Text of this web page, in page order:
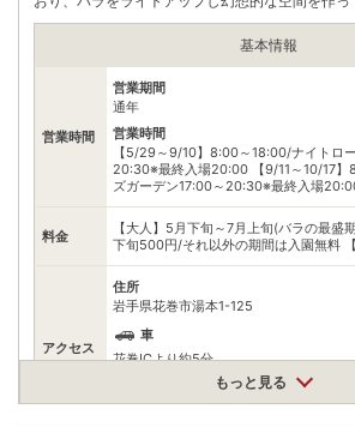
基本情報
営業時間
営業期間
通年
営業時間
【5/29～9/10】8:00～18:00/ナイトロ
20:30※最終入場20:00 【9/11～10/17】
ズガーデン17:00～20:30※最終入場
料金
【大人】5月下旬～7月上旬(バラの最盛
下旬500円/それ以外の期間は入園無料
アクセス
住所
岩手県花巻市湯本1-125
車
花巻ICより約5分
JR新花巻駅より無料送迎バス約30分
もっと見る